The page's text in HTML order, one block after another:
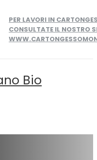
PER LAVORI IN
CONSULTATE IL NOSTRO
Bio